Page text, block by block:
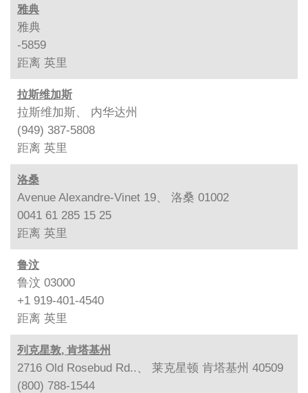
雅典
雅典
-5859
距离 英里
拉斯维加斯
拉斯维加斯、 内华达州
(949) 387-5808
距离 英里
洛桑
Avenue Alexandre-Vinet 19、 洛桑 01002
0041 61 285 15 25
距离 英里
鲁汶
鲁汶 03000
+1 919-401-4540
距离 英里
列克星敦, 肯塔基州
2716 Old Rosebud Rd..、 莱克星顿 肯塔基州 40509
(800) 788-1544